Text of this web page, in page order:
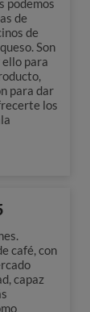
podemos
de
de
Son
para
para dar
los
café, con
capaz